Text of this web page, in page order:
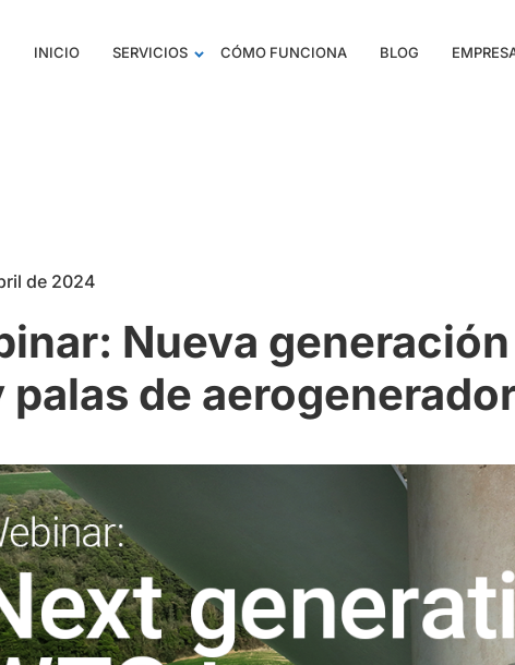
INICIO SERVICIOS CÓMO FUNCIONA BLOG
de 2024
Nueva
palas de